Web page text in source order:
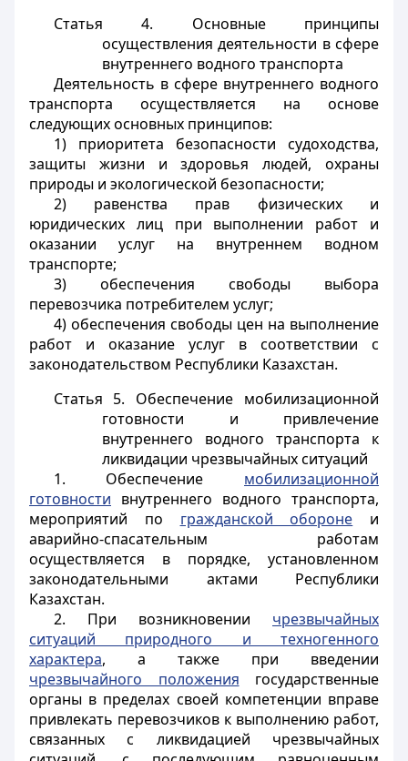
Статья 4. Основные принципы
осуществления деятельности в сфере
внутреннего водного транспорта
Деятельность в сфере внутреннего водного
транспорта осуществляется на основе
следующих основных принципов:
1) приоритета безопасности судоходства,
защиты жизни и здоровья людей, охраны
природы и экологической безопасности;
2) равенства прав физических и
юридических лиц при выполнении работ и
оказании услуг на внутреннем водном
транспорте;
3) обеспечения свободы выбора
перевозчика потребителем услуг;
4) обеспечения свободы цен на выполнение
работ и оказание услуг в соответствии с
законодательством Республики Казахстан.
Статья 5. Обеспечение мобилизационной
готовности и привлечение
внутреннего водного транспорта к
ликвидации чрезвычайных ситуаций
1. Обеспечение мобилизационной
готовности внутреннего водного транспорта,
мероприятий по гражданской обороне и
аварийно-спасательным работам
осуществляется в порядке, установленном
законодательными актами Республики
Казахстан.
2. При возникновении чрезвычайных
ситуаций природного и техногенного
характера, а также при введении
чрезвычайного положения государственные
органы в пределах своей компетенции вправе
привлекать перевозчиков к выполнению работ,
связанных с ликвидацией чрезвычайных